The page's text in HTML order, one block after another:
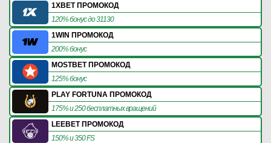
1XBET ПРОМОКОД
120% бонус до 31130
1WIN ПРОМОКОД
200% бонус
MOSTBET ПРОМОКОД
125% бонус
PLAY FORTUNA ПРОМОКОД
175% и 250 бесплатных вращений
LEEBET ПРОМОКОД
150% и 350 FS